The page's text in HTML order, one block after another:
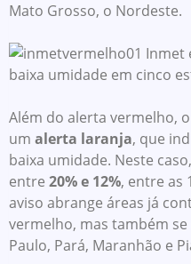
Mato Grosso, o Nordeste.
Além do alerta vermelho,
um alerta laranja, que
baixa umidade. Neste
entre 20% e 12%, entre as
aviso abrange áreas já
vermelho, mas também
Paulo, Pará, Maranhão e